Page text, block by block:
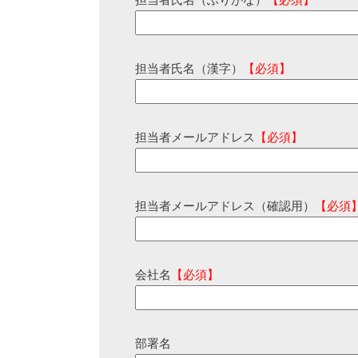
担当者氏名（漢字） 【必須】
担当者メールアドレス 【必須】
担当者メールアドレス（確認用） 【必須
会社名 【必須】
部署名